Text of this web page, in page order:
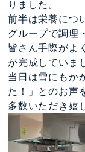
りました。
前半は栄養につ
グループで調理
皆さん手際がよ
が完成していま
当日は雪にもか
た！」とのお声
多数いただき嬉